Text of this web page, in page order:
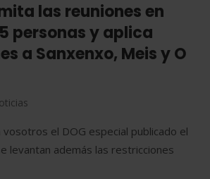
las reuniones en
personas y aplica
a Sanxenxo, Meis y O
el DOG especial publicado el
levantan además las restricciones